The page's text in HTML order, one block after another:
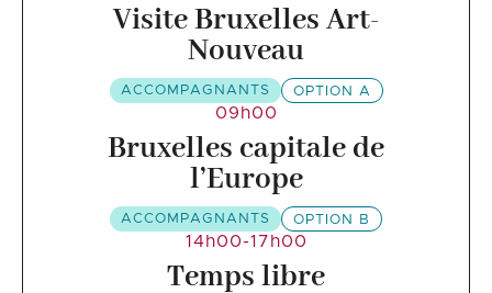
Visite Bruxelles Art-
Nouveau
ACCOMPAGNANTS OPTION A
09h00
Bruxelles capitale de
l’Europe
ACCOMPAGNANTS OPTION B
14h00-17h00
Temps libre